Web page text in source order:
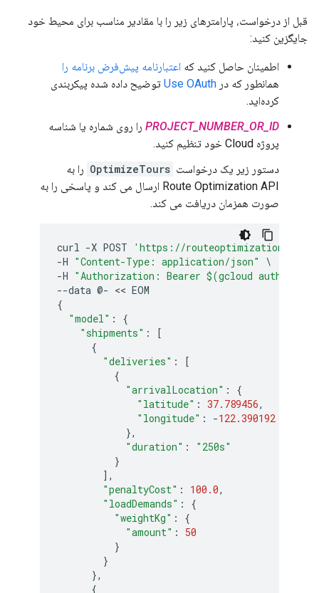
قبل از درخواست، پارامترهای زیر را با مقادیر مناسب برای محیط خود
جایگزین کنید:
اطمینان حاصل کنید که اعتبارنامه پیش‌فرض برنامه را
همانطور که در Use OAuth توضیح داده شده پیکربندی
کرده‌اید.
PROJECT_NUMBER_OR_ID را روی شماره یا شناسه
پروژه Cloud خود تنظیم کنید.
دستور زیر یک درخواست OptimizeTours را به
Route Optimization API ارسال می کند و پاسخی را به
صورت همزمان دریافت می کند.
curl -X POST
'https://
-H "Content-Type: application/json"
-H "Authorization: Bearer $(gcloud auth
--data @- << EOM
{
"model" :
{
"shipments" :
[
{
"deliveries" :
[
{
"arrivalLocation" :
{
"latitude" : 37.789456,
"longitude" : -122.390192
},
"duration" :
"250s"
}
],
"penaltyCost" : 100.0,
"loadDemands" :
{
"weightKg" :
{
"amount" :
50
}
}
},
{